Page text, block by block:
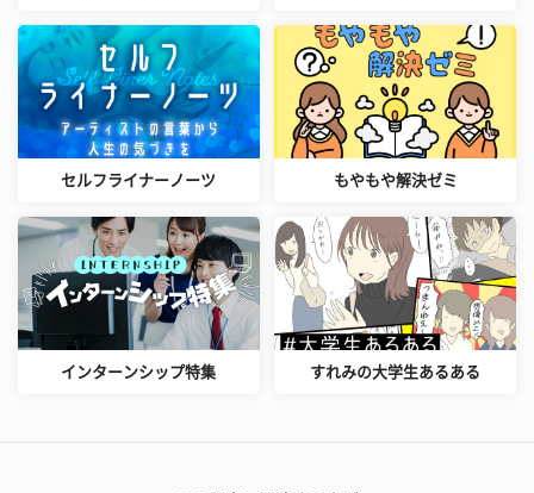
セルフライナーノーツ もやもや解決ゼミ
インターンシップ特集 すれみの大学生あるある